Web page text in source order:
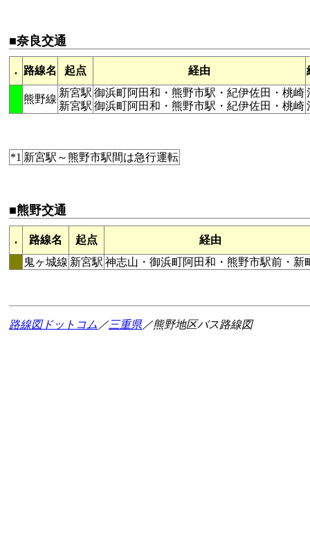
■奈良交通
. 路線名 起点 経由
熊野線
新宮駅
新宮駅
御浜町阿田和・熊野市駅・紀伊佐田・桃崎
御浜町阿田和・熊野市駅・紀伊佐田・桃崎
*1 新宮駅～熊野市駅間は急行運転
■熊野交通
. 路線名 起点
経由
鬼ヶ城線 新宮駅 神志山・御浜町阿田和・熊野市駅前・新
路線図ドットコム ／ 三重県／熊野地区バス路線図